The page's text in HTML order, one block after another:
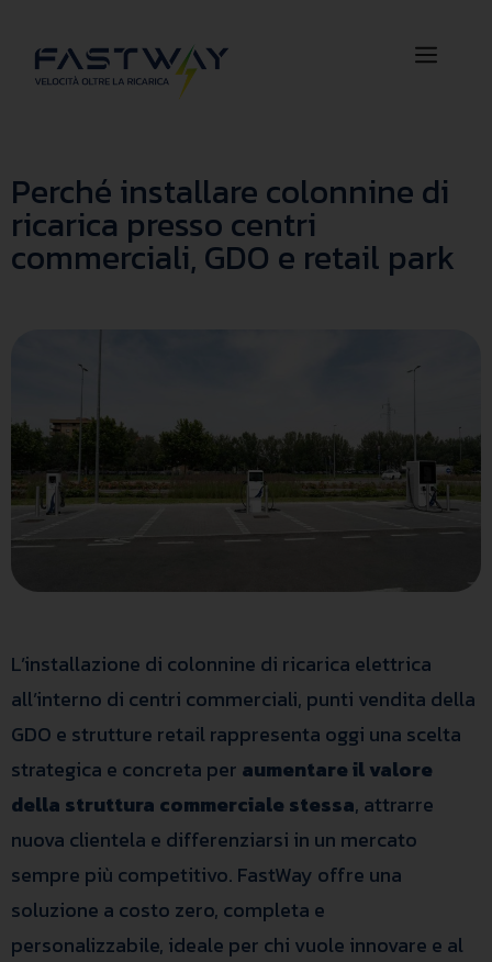
Perché installare colonnine di
ricarica presso centri
commerciali, GDO e retail park
L’installazione di colonnine di ricarica elettrica
all’interno di centri commerciali, punti vendita della
GDO e strutture retail rappresenta oggi una scelta
strategica e concreta per aumentare il valore
della struttura commerciale stessa, attrarre
nuova clientela e differenziarsi in un mercato
sempre più competitivo. FastWay offre una
soluzione a costo zero, completa e
personalizzabile, ideale per chi vuole innovare e al